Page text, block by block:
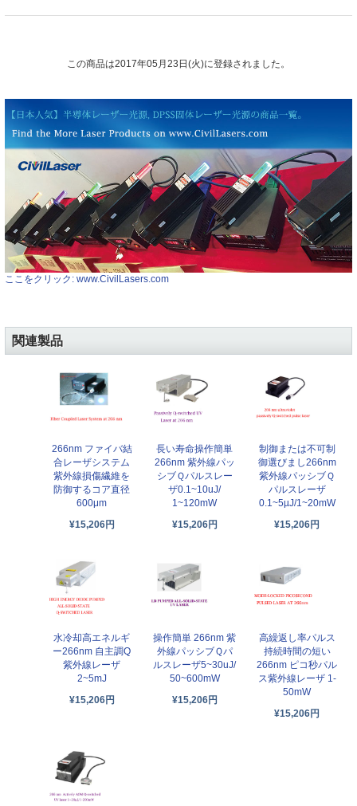
この商品は2017年05月23日(火)に登録されました。
ここをクリック: www.CivilLasers.com
関連製品
266nm ファイバ結
合レーザシステム
紫外線損傷繊維を
防御するコア直径
600μm
¥15,206円
長い寿命操作簡単
266nm 紫外線パッ
シブＱパルスレー
ザ0.1~10uJ/
1~120mW
¥15,206円
制御または不可制
御選びまし266nm
紫外線パッシブＱ
パルスレーザ
0.1~5µJ/1~20mW
¥15,206円
水冷却高エネルギ
ー266nm 自主調Q
紫外線レーザ
2~5mJ
¥15,206円
操作簡単 266nm 紫
外線パッシブＱパ
ルスレーザ5~30uJ/
50~600mW
¥15,206円
高繰返し率パルス
持続時間の短い
266nm ピコ秒パル
ス紫外線レーザ 1-
50mW
¥15,206円